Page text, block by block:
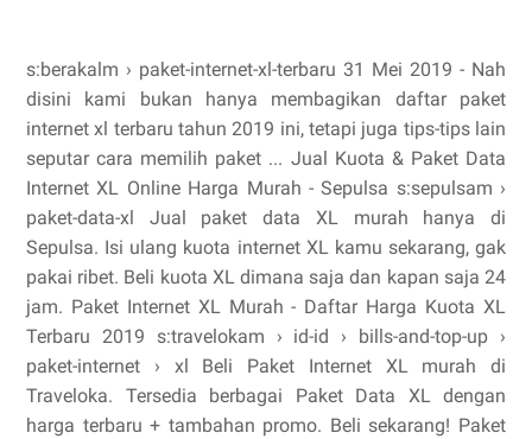
s:berakalm › paket-internet-xl-terbaru 31 Mei 2019 - Nah
disini kami bukan hanya membagikan daftar paket
internet xl terbaru tahun 2019 ini, tetapi juga tips-tips lain
seputar cara memilih paket ... Jual Kuota & Paket Data
Internet XL Online Harga Murah - Sepulsa s:sepulsam ›
paket-data-xl Jual paket data XL murah hanya di
Sepulsa. Isi ulang kuota internet XL kamu sekarang, gak
pakai ribet. Beli kuota XL dimana saja dan kapan saja 24
jam. Paket Internet XL Murah - Daftar Harga Kuota XL
Terbaru 2019 s:travelokam › id-id › bills-and-top-up ›
paket-internet › xl Beli Paket Internet XL murah di
Traveloka. Tersedia berbagai Paket Data XL dengan
harga terbaru + tambahan promo. Beli sekarang! Paket